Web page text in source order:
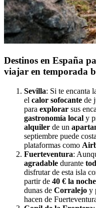
Destinos en España
viajar en temporada
Sevilla: Si te encanta
el calor sofocante de
para explorar sus
gastronomía local y
alquiler de un
septiembre puede
plataformas como
Fuerteventura:
agradable durante
disfrutar de esta isla
partir de 40 € la noche
dunas de Corralejo y
hacen de